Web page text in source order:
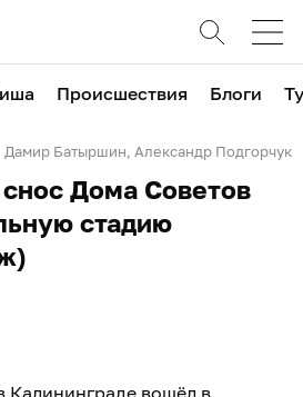
Происшествия Блоги
Дамир Батыршин, Александр Подгорчук
Дома Советов
стадию
Калининграде вошёл в